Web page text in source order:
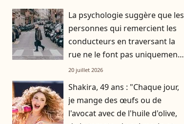
La psychologie suggère que les
personnes qui remercient les
conducteurs en traversant la
rue ne le font pas uniquement
par gratitude
20 juillet 2026
Shakira, 49 ans : "Chaque jour,
je mange des œufs ou de
l'avocat avec de l'huile d'olive,